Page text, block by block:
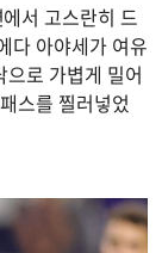
서 고스란히 드
다 아야세가 여유
로 가볍게 밀어
스를 찔러넣었